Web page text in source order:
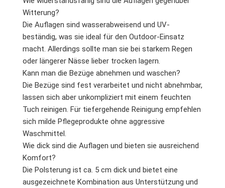
Witterung?
Die Auflagen sind wasserabweisend und UV-
beständig, was sie ideal für den Outdoor-Einsatz
macht. Allerdings sollte man sie bei starkem Regen
oder längerer Nässe lieber trocken lagern.
Kann man die Bezüge abnehmen und waschen?
Die Bezüge sind fest verarbeitet und nicht abnehmbar,
lassen sich aber unkompliziert mit einem feuchten
Tuch reinigen. Für tiefergehende Reinigung empfehlen
sich milde Pflegeprodukte ohne aggressive
Waschmittel.
Wie dick sind die Auflagen und bieten sie ausreichend
Komfort?
Die Polsterung ist ca. 5 cm dick und bietet eine
ausgezeichnete Kombination aus Unterstützung und